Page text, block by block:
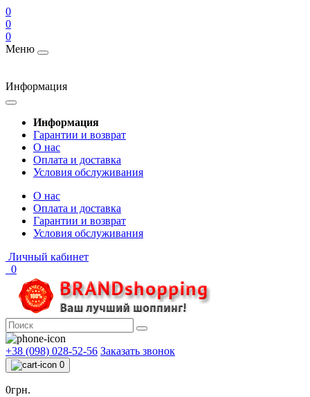
0
0
0
Меню
Информация
Информация
Гарантии и возврат
О нас
Оплата и доставка
Условия обслуживания
О нас
Оплата и доставка
Гарантии и возврат
Условия обслуживания
Личный кабинет
0
+38 (098) 028-52-56 Заказать звонок
0
0грн.